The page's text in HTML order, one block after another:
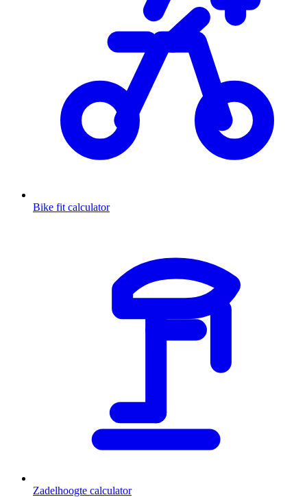
Bike fit calculator
Zadelhoogte calculator